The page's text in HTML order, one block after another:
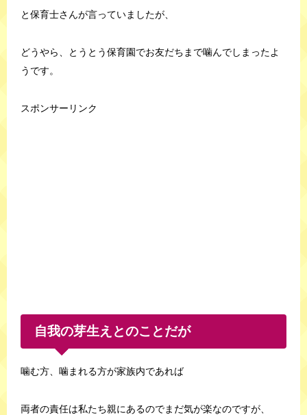
と保育士さんが言っていましたが、
どうやら、とうとう保育園でお友だちまで噛んでしまったよ
うです。
スポンサーリンク
自我の芽生えとのことだが
噛む方、噛まれる方が家族内であれば
両者の責任は私たち親にあるのでまだ気が楽なのですが、